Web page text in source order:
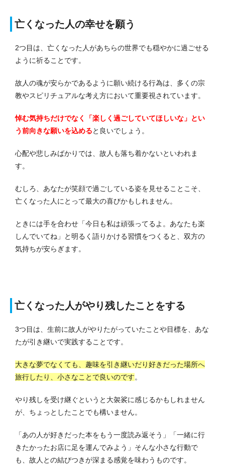
亡くなった人の幸せを願う
2つ目は、亡くなった人があちらの世界でも穏やかに過ごせる
ように祈ることです。
故人の魂が安らかであるように願い続ける行為は、多くの宗
教やスピリチュアルな考え方において重要視されています。
悼む気持ちだけでなく「楽しく過ごしていてほしいな」とい
う前向きな願いを込めると良いでしょう。
心配や悲しみばかりでは、故人も落ち着かないといわれま
す。
むしろ、あなたが笑顔で過ごしている姿を見せることこそ、
亡くなった人にとって最大の喜びかもしれません。
ときには手を合わせ「今日も私は頑張ってるよ。あなたも楽
しんでいてね」と明るく語りかける習慣をつくると、双方の
気持ちが安らぎます。
亡くなった人がやり残したことをする
3つ目は、生前に故人がやりたがっていたことや目標を、あな
たが引き継いで実践することです。
大きな夢でなくても、趣味を引き継いだり好きだった場所へ
旅行したり、小さなことで良いのです。
やり残しを受け継ぐというと大袈裟に感じるかもしれません
が、ちょっとしたことでも構いません。
「あの人が好きだった本をもう一度読み返そう」「一緒に行
きたかったお店に足を運んでみよう」そんな小さな行動で
も、故人との結びつきが深まる感覚を味わうものです。